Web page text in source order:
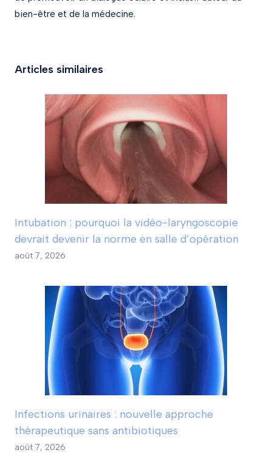
bien-être et de la médecine.
Articles similaires
Intubation : pourquoi la vidéo-laryngoscopie
devrait devenir la norme en salle d’opération
août 7, 2026
Infections urinaires : nouvelle approche
thérapeutique sans antibiotiques
août 7, 2026